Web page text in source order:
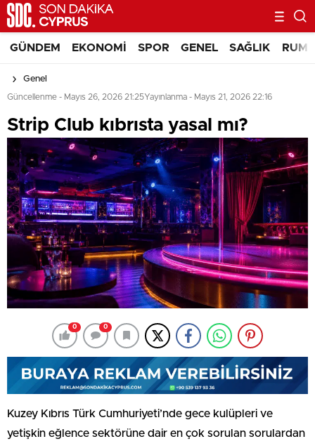
GÜNDEM EKONOMI SPOR GENEL SAĞLIK RUM
Genel
Güncellenme - Mayıs 26, 2026 21:25Yayınlanma - Mayıs 21, 2026 22:16
⁠Strip Club kıbrısta yasal mı?
0 0
Kuzey Kıbrıs Türk Cumhuriyeti’nde gece kulüpleri ve
yetişkin eğlence sektörüne dair en çok sorulan sorulardan